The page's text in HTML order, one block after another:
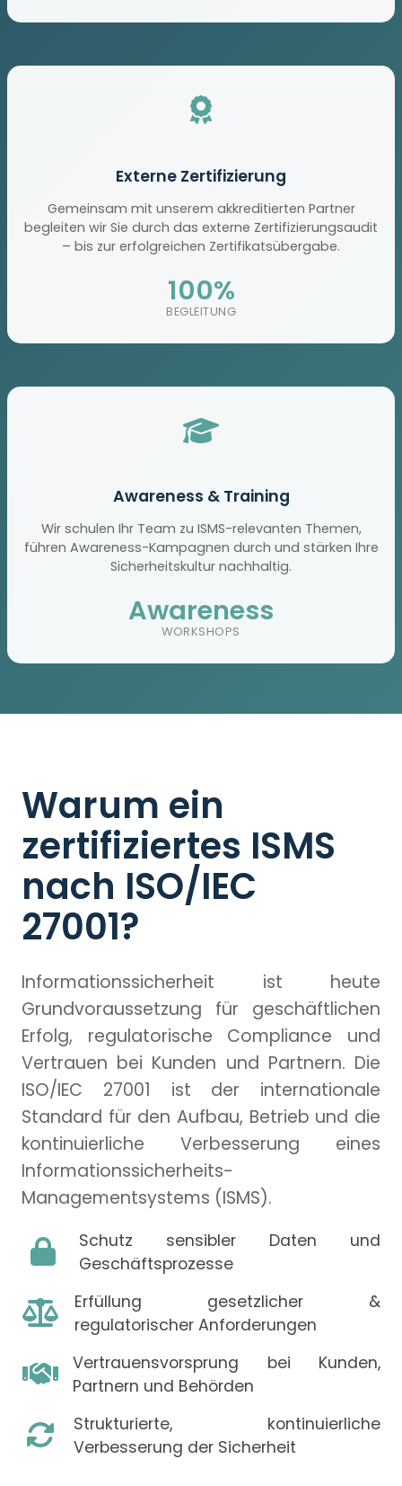
Externe Zertifizierung
Gemeinsam mit unserem akkreditierten Partner
begleiten wir Sie durch das externe Zertifizierungsaudit
– bis zur erfolgreichen Zertifikatsübergabe.
100%
BEGLEITUNG
Awareness & Training
Wir schulen Ihr Team zu ISMS-relevanten Themen,
führen Awareness-Kampagnen durch und stärken Ihre
Sicherheitskultur nachhaltig.
Awareness
WORKSHOPS
Warum ein
zertifiziertes ISMS
nach ISO/IEC
27001?
Informationssicherheit ist heute
Grundvoraussetzung für geschäftlichen
Erfolg, regulatorische Compliance und
Vertrauen bei Kunden und Partnern. Die
ISO/IEC 27001 ist der internationale
Standard für den Aufbau, Betrieb und die
kontinuierliche Verbesserung eines
Informationssicherheits-
Managementsystems (ISMS).
Schutz sensibler Daten und
Geschäftsprozesse
Erfüllung gesetzlicher &
regulatorischer Anforderungen
Vertrauensvorsprung bei Kunden,
Partnern und Behörden
Strukturierte, kontinuierliche
Verbesserung der Sicherheit